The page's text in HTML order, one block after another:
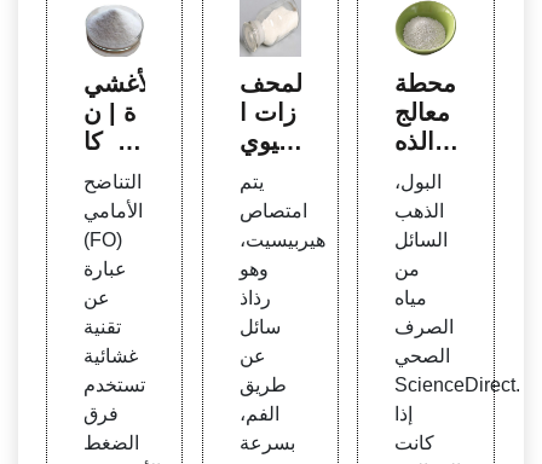
الأغشي
ة | ن
ص كا
مل م
جاني
| تطب
يق الت
ناضح
الأمام
ي
التناضح
الأمامي
(FO)
عبارة
عن
تقنية
غشائية
تستخدم
فرق
الضغط
المحف
زات ا
لحيوي
كروبي
ة ديز
ل هير
بيسي
ت - ال
هرب
س ال
طبيع
ي
يتم
امتصاص
هيربيسيت،
وهو
رذاذ
سائل
عن
طريق
الفم،
بسرعة
محطة
معالج
ة الذه
ب ص
غيرة ا
لحجم
البول،
الذهب
السائل
من
مياه
الصرف
الصحي
ScienceDirect.
إذا
كانت